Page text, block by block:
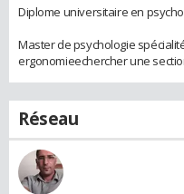
Diplome universitaire en
Master de psychologie
ergonomieechercher une
Réseau